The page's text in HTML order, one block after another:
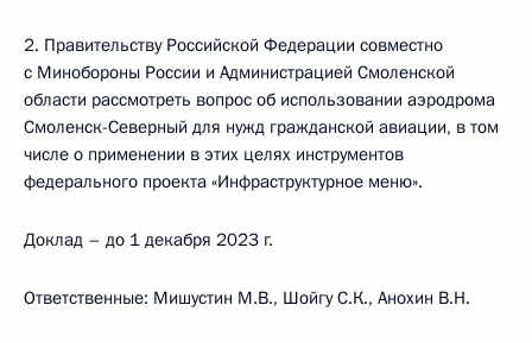
2. Правительству Российской Федерации совместно
с Минобороны России и Администрацией Смоленской
области рассмотреть вопрос об использовании аэродрома
Смоленск-Северный для нужд гражданской авиации, в том
числе о применении в этих целях инструментов
федерального проекта «Инфраструктурное меню».
Доклад – до 1 декабря 2023 г.
Ответственные: Мишустин М.В., Шойгу С.К., Анохин В.Н.